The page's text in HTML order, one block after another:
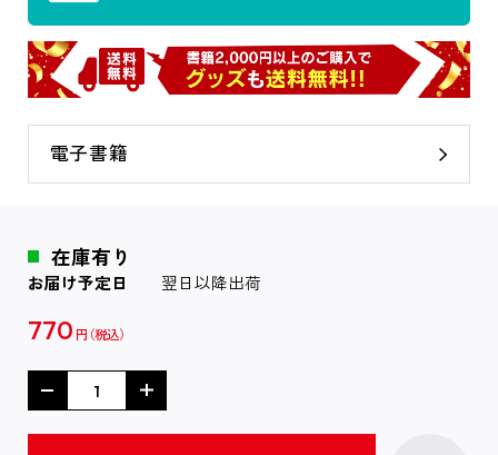
電子書籍
在庫有り
お届け予定日 翌日以降出荷
770 円